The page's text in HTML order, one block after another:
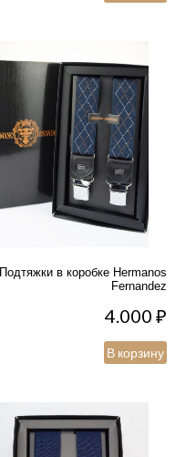
Подтяжки в коробке Hermanos
Fernandez
4.000₽
В корзину